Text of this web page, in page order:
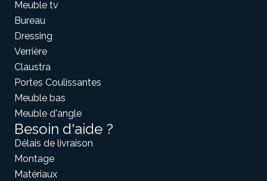
Meuble tv
Bureau
Dressing
Verrière
Claustra
Portes Coulissantes
Meuble bas
Meuble d'angle
Besoin d'aide ?
Délais de livraison
Montage
Matériaux